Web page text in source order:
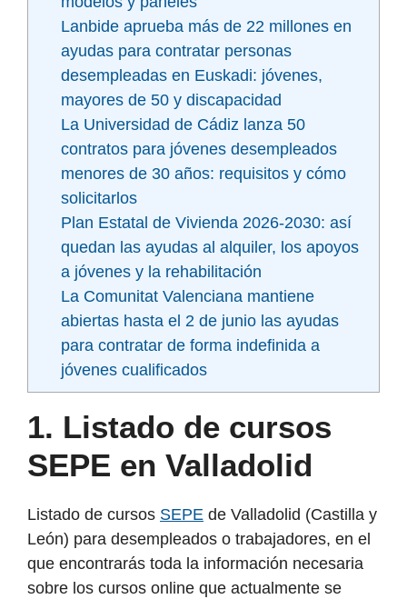
Lanbide aprueba más de 22 millones en
ayudas para contratar personas
desempleadas en Euskadi: jóvenes,
mayores de 50 y discapacidad
La Universidad de Cádiz lanza 50
contratos para jóvenes desempleados
menores de 30 años: requisitos y cómo
solicitarlos
Plan Estatal de Vivienda 2026-2030: así
quedan las ayudas al alquiler, los apoyos
a jóvenes y la rehabilitación
La Comunitat Valenciana mantiene
abiertas hasta el 2 de junio las ayudas
para contratar de forma indefinida a
jóvenes cualificados
1. Listado de cursos
SEPE en Valladolid
Listado de cursos SEPE de Valladolid (Castilla y
León) para desempleados o trabajadores, en el
que encontrarás toda la información necesaria
sobre los cursos online que actualmente se